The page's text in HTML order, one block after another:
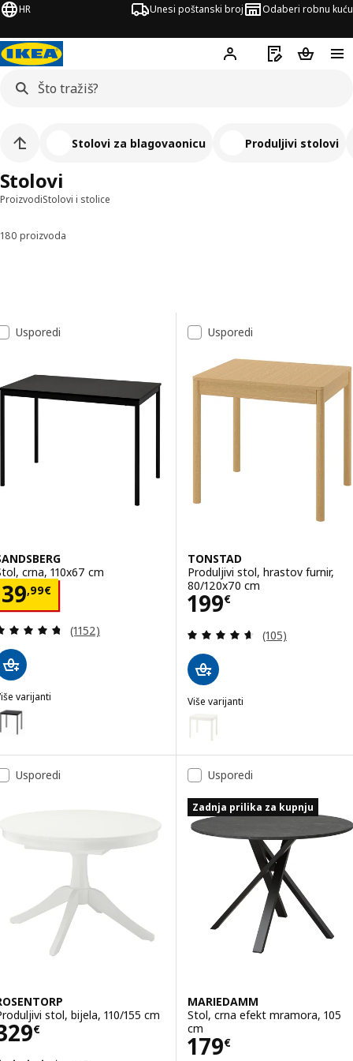
HR Unesi poštanski broj Odaberi robnu kuću
Hej! Prijavi se
Popis zaKošarica
ProizvodiStolovi i stolice
Stolovi
Stolovi za blagovaonicu Produljivi stolovi
Sortiraj i filtriraj
180 proizvoda
Popis rezultata
Usporedi
crna, 110x67 cm
39,99€ 39,99€
Revizija: 4.7 od 5 zvjezdica. Ukupno recenzija:
(1152)
varijanti
SANDSBERG, Stol, crna, 67x67 cm
Usporedi
TONSTAD
Produljivi stol, hrastov furnir,
80/120x70 cm
199€
Cijena 199€
Revizija: 4.6
(105)
Više varijanti
TONSTAD
Mogućnost: TONSTAD,
Usporedi
stol, bijela, 110/155 cm
€ 329€
Usporedi
Zadnja prilika za kupnju
MARIEDAMM
Stol, crna efekt mramora, 105
cm
179€
Cijena 179€